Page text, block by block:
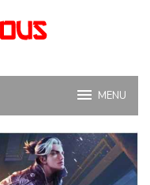
MENU